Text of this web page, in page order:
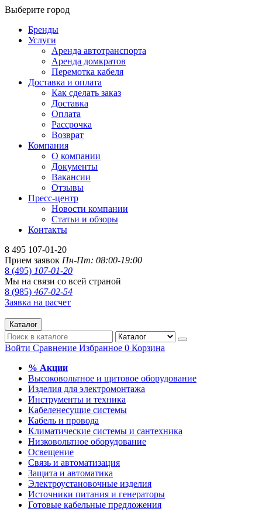
Выберите город
Бренды
Услуги
Аренда автотранспорта
Аренда домкратов
Перемотка кабеля
Доставка и оплата
Как сделать заказ
Доставка
Оплата
Рассрочка
Возврат
Компания
О компании
Документы
Вакансии
Отзывы
Пресс-центр
Новости компании
Статьи и обзоры
Контакты
8 495 107-01-20
Прием заявок Пн-Пт: 08:00-19:00
8 (495) 107-01-20
Мы на связи со всей страной
8 (985) 467-02-54
Заявка на расчет
Каталог
Войти Сравнение Избранное 0 Корзина
% Акции
Высоковольтное и щитовое оборудование
Изделия для электромонтажа
Инструменты и техника
Кабеленесущие системы
Кабель и провода
Климатические системы и сантехника
Низковольтное оборудование
Освещение
Связь и автоматизация
Защита и автоматика
Электроустановочные изделия
Источники питания и генераторы
Готовые кабельные предложения